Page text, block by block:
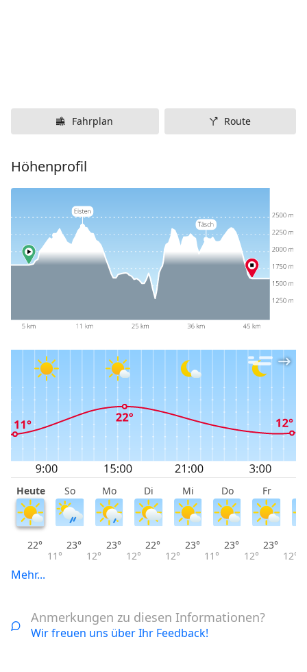
Fahrplan Route
Höhenprofil
Heute So Mo Di Mi Do Fr
22°
11°
23°
12°
23°
12°
22°
12°
23°
11°
23°
12°
23°
12°
Mehr...
Anmerkungen zu diesen Informationen?
Wir freuen uns über Ihr Feedback!